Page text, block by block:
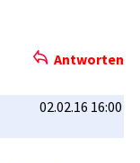
Antworten
02.02.16 16:00